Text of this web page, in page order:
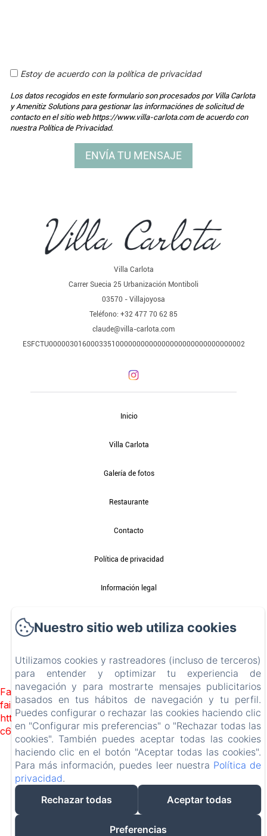
Estoy de acuerdo con la política de privacidad
Los datos recogidos en este formulario son procesados por Villa Carlota
y Amenitiz Solutions para gestionar las informaciónes de solicitud de
contacto en el sitio web https://www.villa-carlota.com de acuerdo con
nuestra Política de Privacidad.
Villa Carlota
Carrer Suecia 25 Urbanización Montiboli
03570 - Villajoyosa
Teléfono: +32 477 70 62 85
claude@villa-carlota.com
ESFCTU00000301600033510000000000000000000000000000002
Inicio
Villa Carlota
Galería de fotos
Restaurante
Contacto
Política de privacidad
Información legal
Desarrollado con Amenitiz
Failed to load BookingEngine/index: Loading chunk 1322
failed. (missing:
https://d1cmur5l0xva3h.cloudfront.net/packs/1322-
c6e932f9d3d27b65-1bf7c4dc6a241241.js)
Nuestro sitio web utiliza cookies
Utilizamos cookies y rastreadores (incluso de terceros)
para entender y optimizar tu experiencia de
navegación y para mostrarte mensajes publicitarios
basados en tus hábitos de navegación y tu perfil.
Puedes configurar o rechazar las cookies haciendo clic
en "Configurar mis preferencias" o "Rechazar todas las
cookies". También puedes aceptar todas las cookies
haciendo clic en el botón "Aceptar todas las cookies".
Para más información, puedes leer nuestra Política de
privacidad.
Rechazar todas
Aceptar todas
Preferencias